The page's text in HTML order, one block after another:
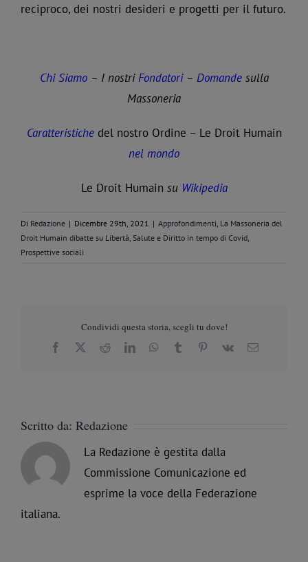
reciproco, dei nostri desideri e progetti per il futuro.
Chi Siamo– I nostriFondatori– Domande sulla
Massoneria
Caratteristichedel nostro Ordine – Le Droit Humain
nel mondo
Le Droit Humain su Wikipedia
Di Redazione | Dicembre 29th, 2021 | Approfondimenti, La Massoneria del
Droit Humain dibatte su Libertà, Salute e Diritto in tempo di Covid,
Prospettive sociali
Condividi questa storia, scegli tu dove!
Facebook RedditLinkedInWhatsApp
Tumblr Pinterest
Vk Email
Scritto da: Redazione
La Redazione è gestita dalla
Commissione Comunicazione ed
esprime la voce della Federazione
italiana.